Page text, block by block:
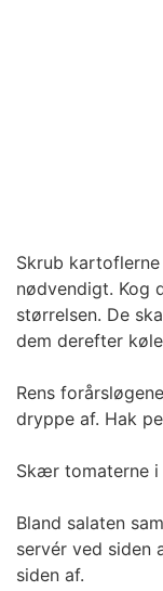
Skrub
nødvendigt. Kog
størrelsen. De
dem derefter
Rens
dryppe af. Hak
Skær tomaterne i
Bland salaten
servér ved siden
siden af.